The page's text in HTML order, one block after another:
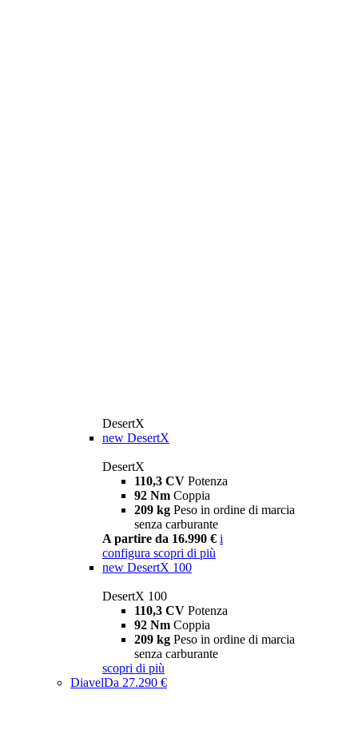
DesertX
new DesertX
DesertX
110,3 CV Potenza
92 Nm Coppia
209 kg Peso in ordine di marcia
senza carburante
A partire da 16.990 € i
configura scopri di più
new DesertX 100
DesertX 100
110,3 CV Potenza
92 Nm Coppia
209 kg Peso in ordine di marcia
senza carburante
scopri di più
DiavelDa 27.290 €